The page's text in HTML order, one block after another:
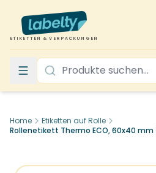
ETIKETTEN & VERPACKUNGEN
Home
Etiketten auf Rolle
Rollenetikett Thermo ECO, 60x40